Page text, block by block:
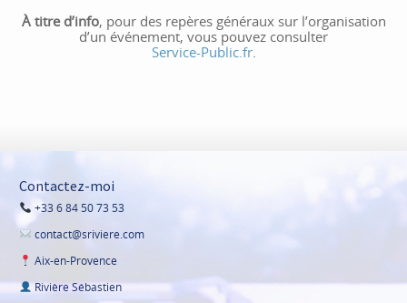
À titre d’info, pour des repères généraux sur l’organisation
d’un événement, vous pouvez consulter
Service-Public.fr.
Contactez-moi
+33 6 84 50 73 53
contact@sriviere.com
Aix-en-Provence
Rivière Sébastien